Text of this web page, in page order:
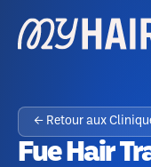
← Retour aux
Fue Hair